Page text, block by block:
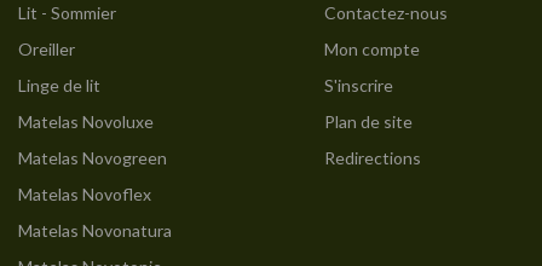
Lit - Sommier
Oreiller
Linge de lit
Matelas Novoluxe
Matelas Novogreen
Matelas Novoflex
Matelas Novonatura
Contactez-nous
Mon compte
S'inscrire
Plan de site
Redirections